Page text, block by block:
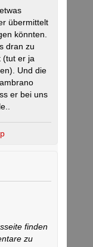
übermittelt
könnten.
dran zu
(tut er ja
Und die
er bei uns
finden
zu